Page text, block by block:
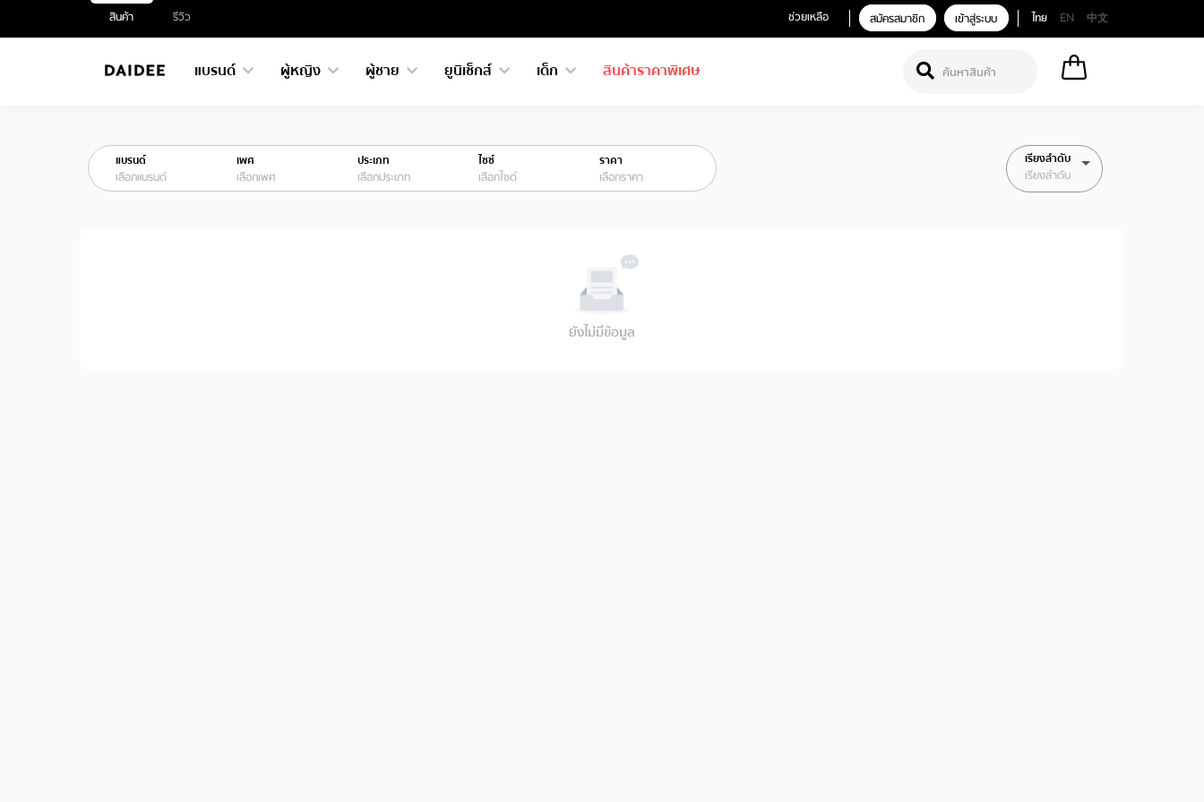
สินค้า รีวิว ช่วยเหลือ สมัครสมาชิก เข้าสู่ระบบ ไทย EN 中文
แบรนด์ ผู้หญิง ผู้ชาย ยูนิเซ็กส์ เด็ก สินค้าราคาพิเศษ
แบรนด์
เลือกแบรนด์
เพศ
เลือกเพศ
ประเภท
เลือกประเภท
ไซซ์
เลือกไซด์
ราคา
เลือกราคา
เรียงลำดับ
เรียงลำดับ
ยังไม่มีข้อมูล